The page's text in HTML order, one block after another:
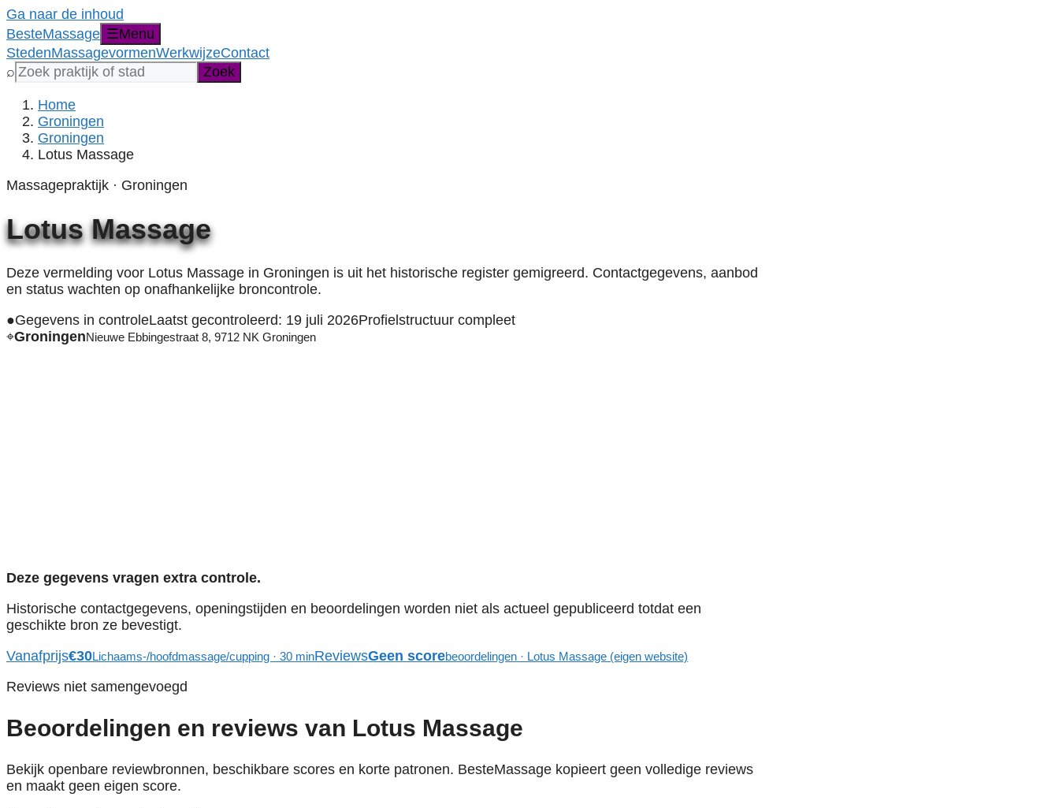
Ga naar de inhoud
BesteMassage ☰Menu
StedenMassagevormenWerkwijzeContact
Zoek
een
praktijk,
stad,
provincie
⌕ Zoek
Home
Groningen
Groningen
Lotus Massage
Massagepraktijk · Groningen
Lotus Massage
Deze vermelding voor Lotus Massage in Groningen is uit het historische register gemigreerd. Contactgegevens, aanbod
en status wachten op onafhankelijke broncontrole.
●Gegevens in controleLaatst gecontroleerd: 19 juli 2026Profielstructuur compleet
⌖GroningenNieuwe Ebbingestraat 8, 9712 NK Groningen
Deze gegevens vragen extra controle.
Historische contactgegevens, openingstijden en beoordelingen worden niet als actueel gepubliceerd totdat een
geschikte bron ze bevestigt.
Vanafprijs€30Lichaams-/hoofdmassage/cupping · 30 minReviewsGeen scorebeoordelingen · Lotus Massage (eigen website)
Reviews niet samengevoegd
Beoordelingen en reviews van Lotus Massage
Bekijk openbare reviewbronnen, beschikbare scores en korte patronen. BesteMassage kopieert geen volledige reviews
en maakt geen eigen score.